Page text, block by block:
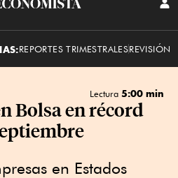
El
REPORTES TRIMESTRALESREVISIÓN
Lectura 5:00 min
Bolsa en récord
en Estados